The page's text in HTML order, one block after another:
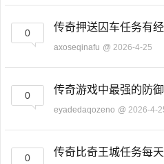
0 传奇押送囚车任务有
axoseqinafu @ 2026-4-25
0 传奇游戏中最强的防
eyadedaqozeno @ 2026-4-
0 传奇比奇王城任务每